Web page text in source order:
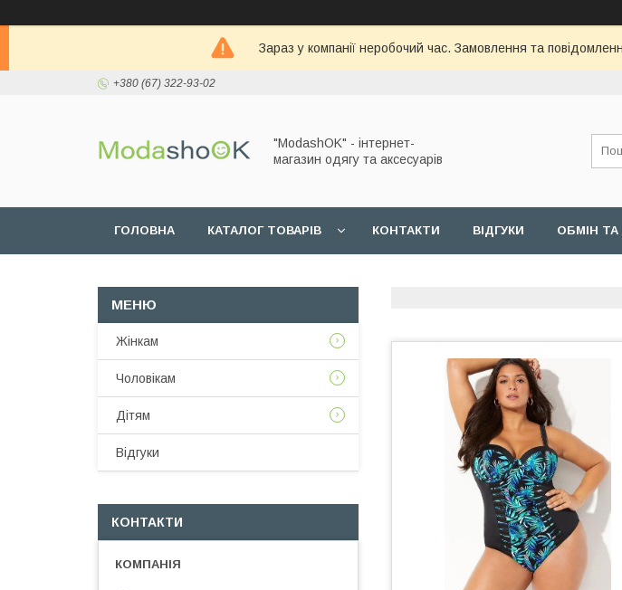
Зараз у компанії неробочий час. Замовлення та
+380 (67) 322-93-02
"ModashOK" - інтернет-
магазин одягу та аксесуарів
ГОЛОВНА КАТАЛОГ ТОВАРІВ КОНТАКТИ ВІДГУКИ ОБМІН
Жінкам
Чоловікам
Дітям
Відгуки
КОНТАКТИ